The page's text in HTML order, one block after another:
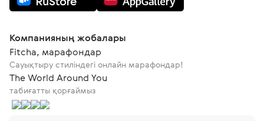
Компанияның жобалары
Fitcha, марафондар
Сауықтыру стиліндегі онлайн марафондар!
The World Around You
табиғатты қорғаймыз